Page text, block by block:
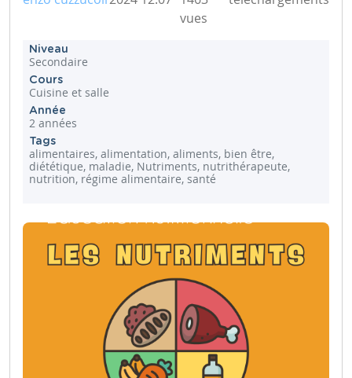
vues
Niveau
Secondaire
Cours
Cuisine et salle
Année
2 années
Tags
alimentaires, alimentation, aliments, bien être,
diététique, maladie, Nutriments, nutrithérapeute,
nutrition, régime alimentaire, santé